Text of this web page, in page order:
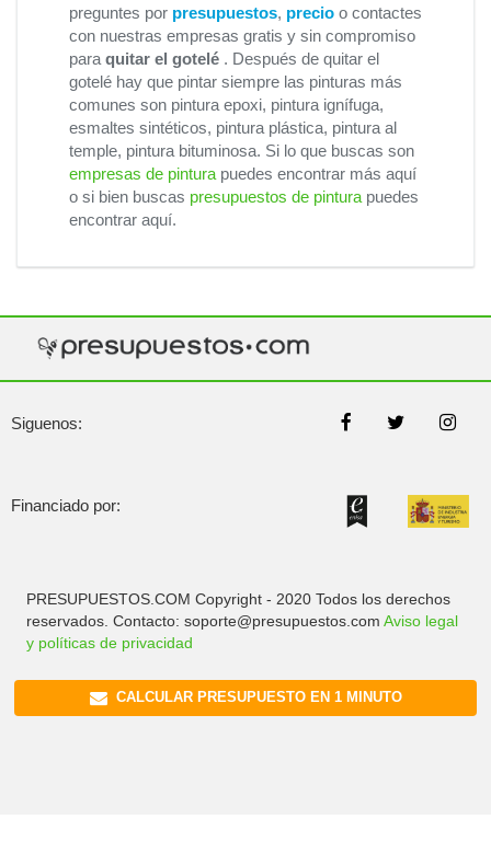
preguntes por presupuestos, precio o contactes
con nuestras empresas gratis y sin compromiso
para quitar el gotelé . Después de quitar el
gotelé hay que pintar siempre las pinturas más
comunes son pintura epoxi, pintura ignífuga,
esmaltes sintéticos, pintura plástica, pintura al
temple, pintura bituminosa. Si lo que buscas son
empresas de pintura puedes encontrar más aquí
o si bien buscas presupuestos de pintura puedes
encontrar aquí.
Siguenos:
Financiado por:
PRESUPUESTOS.COM Copyright - 2020 Todos los derechos
reservados. Contacto: soporte@presupuestos.com Aviso legal
y políticas de privacidad
CALCULAR PRESUPUESTO EN 1 MINUTO